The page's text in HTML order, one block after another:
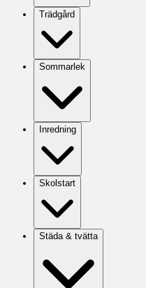
Trädgård
Sommarlek
Inredning
Skolstart
Städa & tvätta